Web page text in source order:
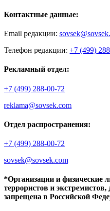
Контактные данные:
Email редакции:
Телефон редакции: +7 (499)
Рекламный отдел:
+7 (499) 288-00-72
reklama@sovsek.com
Отдел распространения:
+7 (499) 288-00-72
sovsek@sovsek.com
*Организации и физические
террористов и
запрещена в Российской